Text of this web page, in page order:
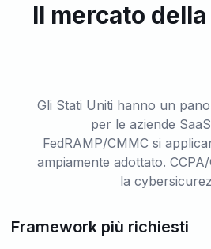
Il mercato
Gli Stati Uniti hanno un
per le aziende
FedRAMP/CMMC si
ampiamente adottato.
la
Framework più richiesti